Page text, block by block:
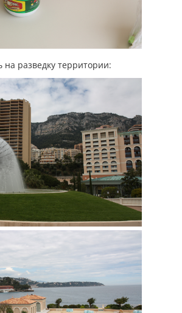
на разведку территории: